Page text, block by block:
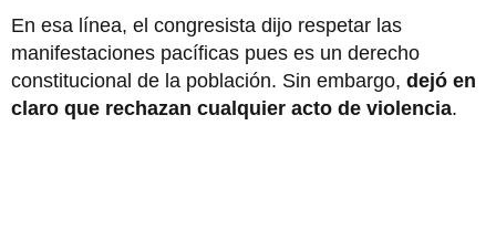
En esa línea, el congresista dijo respetar las
manifestaciones pacíficas pues es un derecho
constitucional de la población. Sin embargo, dejó en
claro que rechazan cualquier acto de violencia.